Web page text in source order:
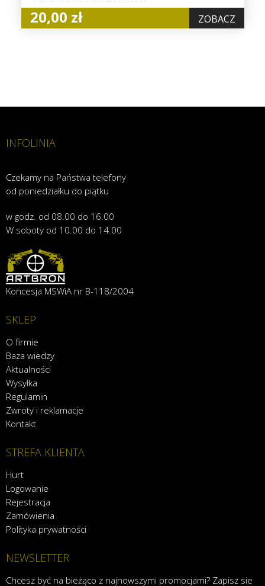
20,00 zł ZOBACZ
INFOLINIA
Czekamy na Państwa telefony
od poniedziałku do piątku
w godz. od 08.00 do 16.00
W soboty od 10.00 do 14.00
Koncesja MSWiA nr B-118/2004
SKLEP
O firmie
Baza wiedzy
Aktualności
Wysyłka
Regulamin
Zwroty i reklamacje
Kontakt
STREFA KLIENTA
Hurt
Logowanie
Rejestracja
Zamówienia
Polityka prywatności
NEWSLETTER
Chcesz być na bieżąco z najnowszymi promocjami? Zapisz sie